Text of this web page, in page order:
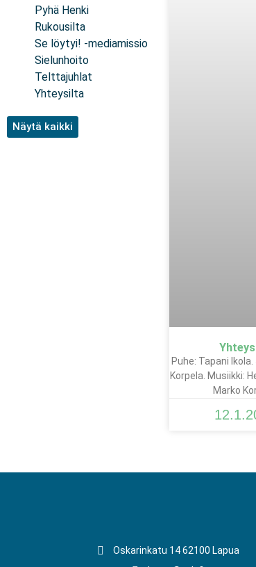
Pyhä Henki
Rukousilta
Se löytyi! -mediamissio
Sielunhoito
Telttajuhlat
Yhteysilta
Näytä kaikki
Puhe: Tapani
Korpela. Musiikki:
Marko
Oskarinkatu 14 62100 Lapua